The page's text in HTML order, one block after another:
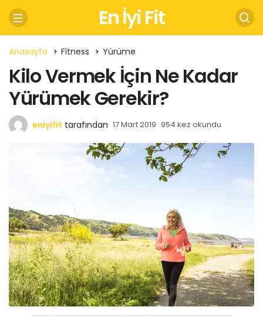
En İyi Fit
Anasayfa Fitness Yürüme
Kilo Vermek İçin Ne Kadar
Yürümek Gerekir?
eniyifit tarafından 17 Mart 2019 954 kez okundu